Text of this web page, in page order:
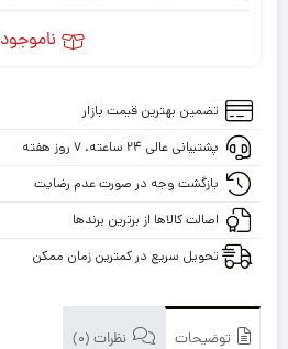
ناموجود
تضمین بهترین قیمت بازار
پشتیبانی عالی ۲۴ ساعته، ۷ روز هفته
بازگشت وجه در صورت عدم رضایت
اصالت کالاها از برترین برندها
تحویل سریع در کمترین زمان ممکن
توضیحات نظرات (0)